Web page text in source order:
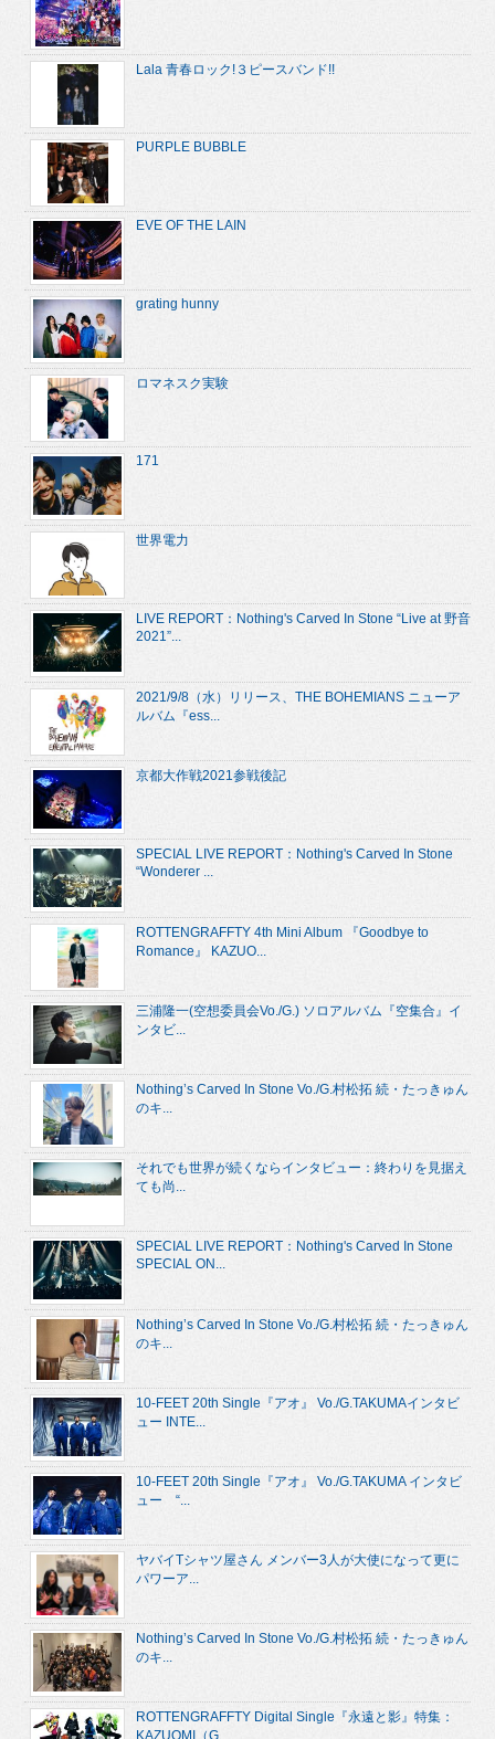
Lala 青春ロック!３ピースバンド!!
PURPLE BUBBLE
EVE OF THE LAIN
grating hunny
ロマネスク実験
171
世界電力
LIVE REPORT：Nothing's Carved In Stone “Live at 野音
2021”...
2021/9/8（水）リリース、THE BOHEMIANS ニューア
ルバム『ess...
京都大作戦2021参戦後記
SPECIAL LIVE REPORT：Nothing's Carved In Stone
“Wonderer ...
ROTTENGRAFFTY 4th Mini Album 『Goodbye to
Romance』 KAZUO...
三浦隆一(空想委員会Vo./G.) ソロアルバム『空集合』イ
ンタビ...
Nothing’s Carved In Stone Vo./G.村松拓 続・たっきゅん
のキ...
それでも世界が続くならインタビュー：終わりを見据え
ても尚...
SPECIAL LIVE REPORT：Nothing's Carved In Stone
SPECIAL ON...
Nothing’s Carved In Stone Vo./G.村松拓 続・たっきゅん
のキ...
10-FEET 20th Single『アオ』 Vo./G.TAKUMAインタビ
ュー INTE...
10-FEET 20th Single『アオ』 Vo./G.TAKUMA インタビ
ュー “...
ヤバイTシャツ屋さん メンバー3人が大使になって更に
パワーア...
Nothing’s Carved In Stone Vo./G.村松拓 続・たっきゅん
のキ...
ROTTENGRAFFTY Digital Single『永遠と影』特集：
KAZUOMI（G....